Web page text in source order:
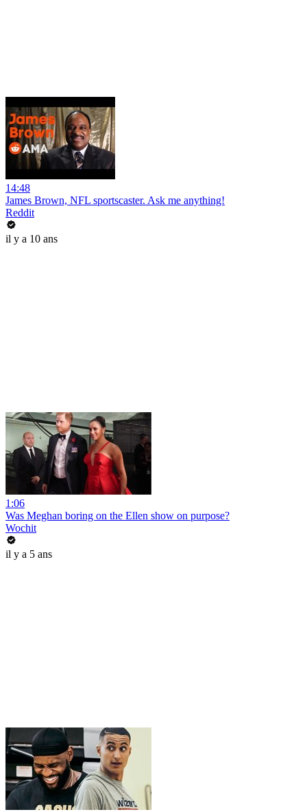
14:48
James Brown, NFL sportscaster. Ask me anything!
Reddit
il y a 10 ans
1:06
Was Meghan boring on the Ellen show on purpose?
Wochit
il y a 5 ans